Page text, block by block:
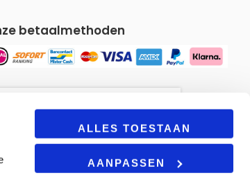
ALLES TOESTAAN
AANPASSEN
betaalmethoden
Om u een gepersonaliseerde
te bieden, maakt
site gebruik van cookies.
Door deze site te blijven
gaat u akkoord met